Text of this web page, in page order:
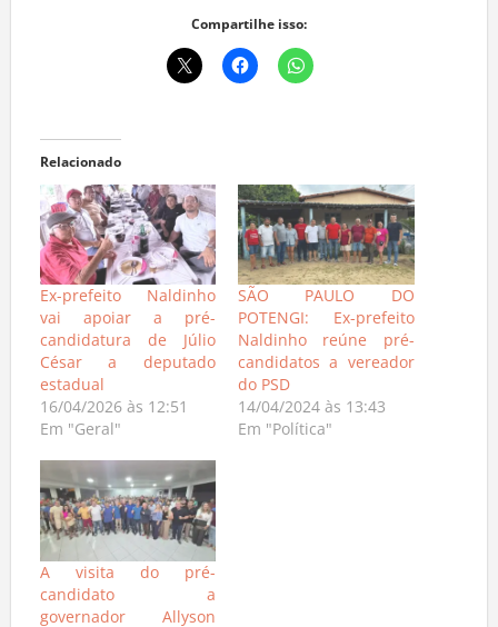
Compartilhe isso:
Relacionado
Ex-prefeito Naldinho
vai apoiar a pré-
candidatura de Júlio
César a deputado
estadual
16/04/2026 às 12:51
Em "Geral"
SÃO PAULO DO
POTENGI: Ex-prefeito
Naldinho reúne pré-
candidatos a vereador
do PSD
14/04/2024 às 13:43
Em "Política"
A visita do pré-
candidato a
governador Allyson